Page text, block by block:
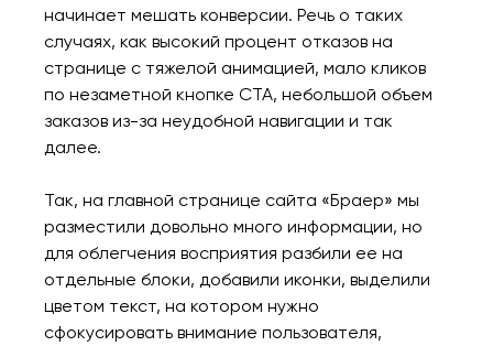
начинает мешать конверсии. Речь о таких
случаях, как высокий процент отказов на
странице с тяжелой анимацией, мало кликов
по незаметной кнопке CTA, небольшой объем
заказов из-за неудобной навигации и так
далее.
Так, на главной странице сайта «Браер» мы
разместили довольно много информации, но
для облегчения восприятия разбили ее на
отдельные блоки, добавили иконки, выделили
цветом текст, на котором нужно
сфокусировать внимание пользователя,